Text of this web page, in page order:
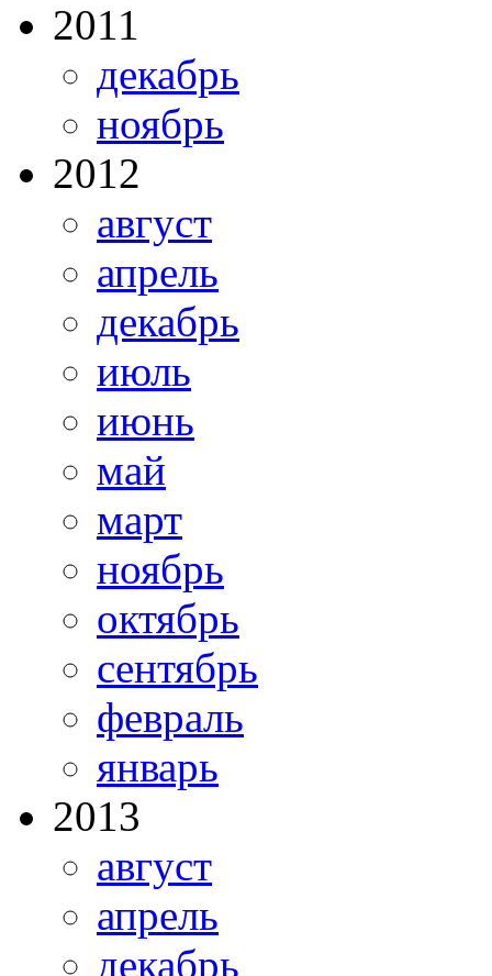
2011
декабрь
ноябрь
2012
август
апрель
декабрь
июль
июнь
май
март
ноябрь
октябрь
сентябрь
февраль
январь
2013
август
апрель
декабрь